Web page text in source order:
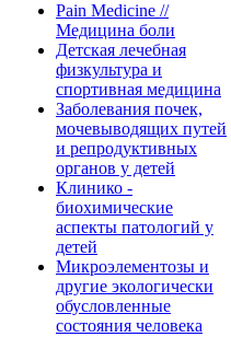
Pain Medicine //
Медицина боли
Детская лечебная
физкультура и
спортивная медицина
Заболевания почек,
мочевыводящих путей
и репродуктивных
органов у детей
Клинико -
биохимические
аспекты патологий у
детей
Микроэлементозы и
другие экологически
обусловленные
состояния человека